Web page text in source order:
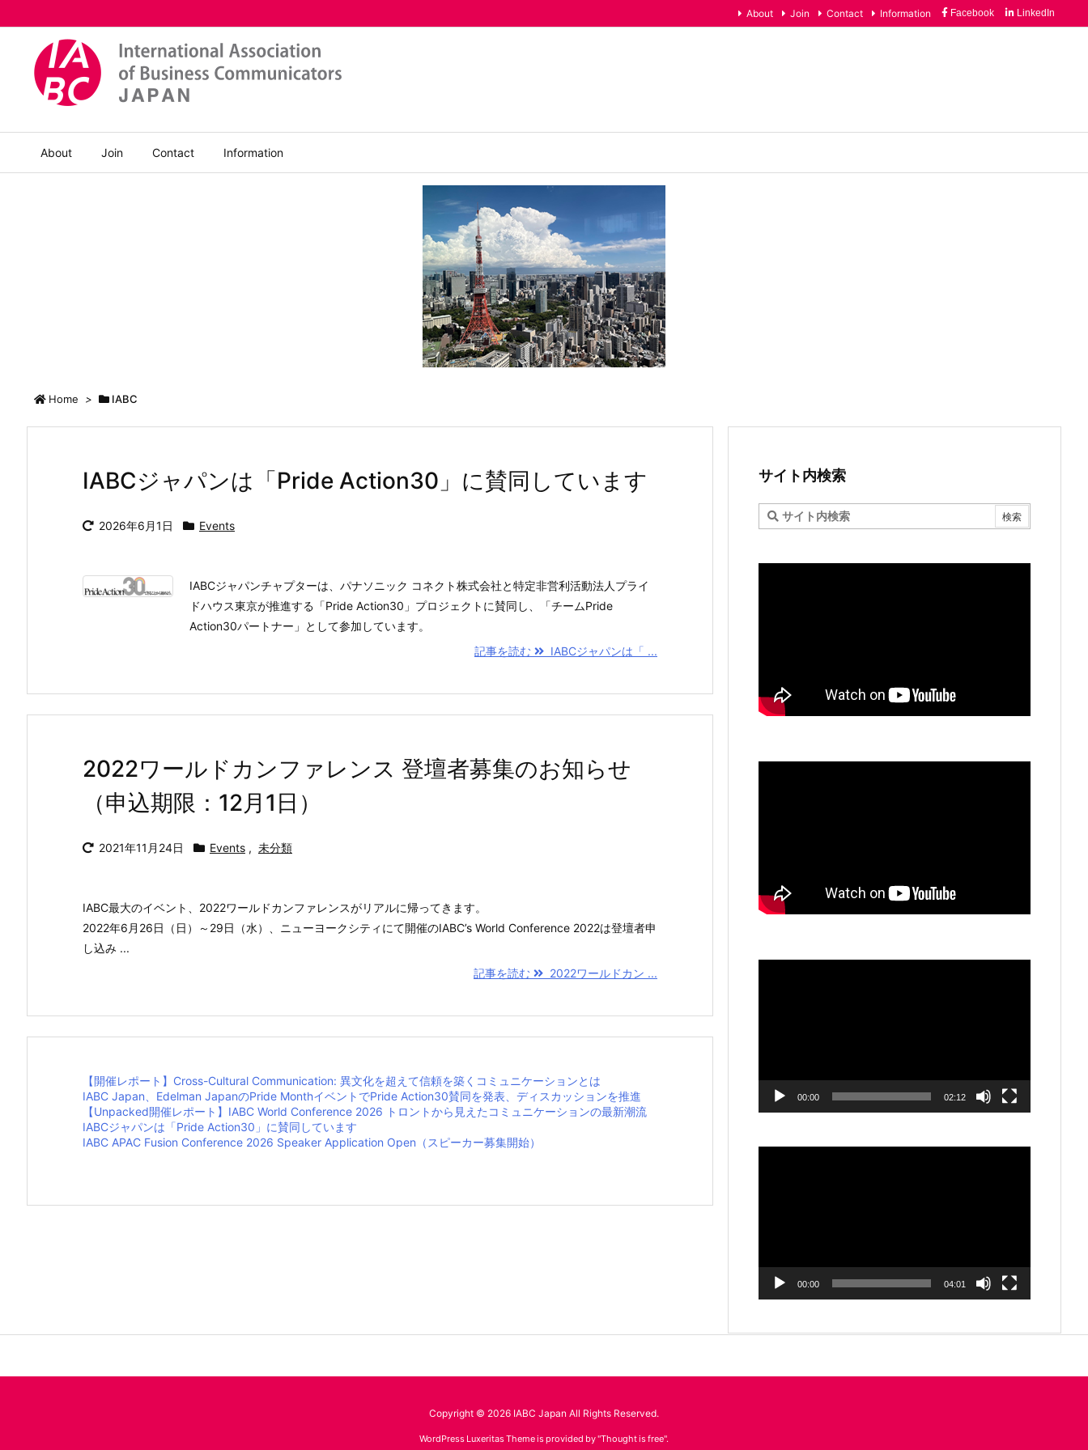
About Join Contact Information
About Join Contact Information Facebook LinkedIn
Home > IABC
IABCジャパンは「Pride Action30」に賛同しています
2026年6月1日 Events
IABCジャパンチャプターは、パナソニック コネクト株式会社と特定非営利活動法人プライ
ドハウス東京が推進する「Pride Action30」プロジェクトに賛同し、「チームPride
Action30パートナー」として参加しています。
記事を読む
IABCジャパンは「 ...
2022ワールドカンファレンス 登壇者募集のお知らせ
（申込期限：12月1日）
2021年11月24日 Events , 未分類
IABC最大のイベント、2022ワールドカンファレンスがリアルに帰ってきます。
2022年6月26日（日）～29日（水）、ニューヨークシティにて開催のIABC’s World Conference 2022は登壇者申
し込み ...
記事を読む
2022ワールドカン ...
【開催レポート】Cross-Cultural Communication: 異文化を超えて信頼を築くコミュニケーションとは
IABC Japan、Edelman JapanのPride MonthイベントでPride Action30賛同を発表、ディスカッションを推進
【Unpacked開催レポート】IABC World Conference 2026 トロントから見えたコミュニケーションの最新潮流
IABCジャパンは「Pride Action30」に賛同しています
IABC APAC Fusion Conference 2026 Speaker Application Open（スピーカー募集開始）
サイト内検索
00:00 02:12
00:00 04:01
Copyright © 2026 IABC Japan All Rights Reserved.
WordPress Luxeritas Theme is provided by "Thought is free".